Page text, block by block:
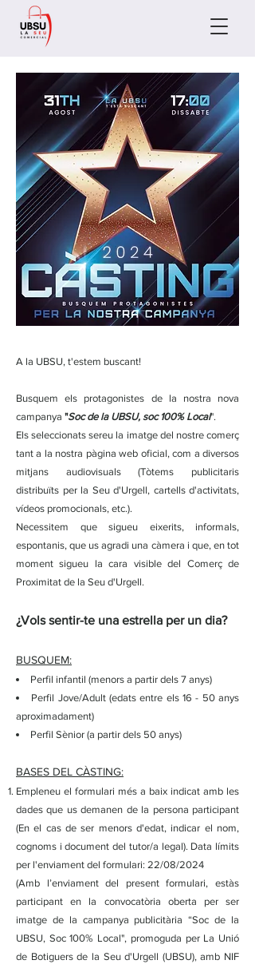
A la UBSU, t'estem buscant!
Busquem els protagonistes de la nostra nova
campanya "Soc de la UBSU, soc 100% Local".
Els seleccionats sereu la imatge del nostre comerç
tant a la nostra pàgina web oficial, com a diversos
mitjans audiovisuals (Tòtems publicitaris
distribuïts per la Seu d'Urgell, cartells d'activitats,
vídeos promocionals, etc.).
Necessitem que sigueu eixerits, informals,
espontanis, que us agradi una càmera i que, en tot
moment sigueu la cara visible del Comerç de
Proximitat de la Seu d'Urgell.
¿Vols sentir-te una estrella per un dia?
BUSQUEM:
Perfil infantil (menors a partir dels 7 anys)
Perfil Jove/Adult (edats entre els 16 - 50 anys
aproximadament)
Perfil Sènior (a partir dels 50 anys)
BASES DEL CÀSTING:
Empleneu el formulari més a baix indicat amb les
dades que us demanen de la persona participant
(En el cas de ser menors d'edat, indicar el nom,
cognoms i document del tutor/a legal). Data límits
per l'enviament del formulari: 22/08/2024
(Amb l’enviament del present formulari, estàs
participant en la convocatòria oberta per ser
imatge de la campanya publicitària “Soc de la
UBSU, Soc 100% Local", promoguda per La Unió
de Botiguers de la Seu d'Urgell (UBSU), amb NIF